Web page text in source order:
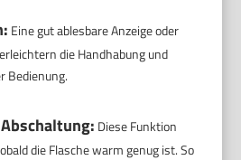
Eine gut ablesbare Anzeige oder
die Handhabung und
Bedienung.
Diese Funktion
die Flasche warm genug ist. So